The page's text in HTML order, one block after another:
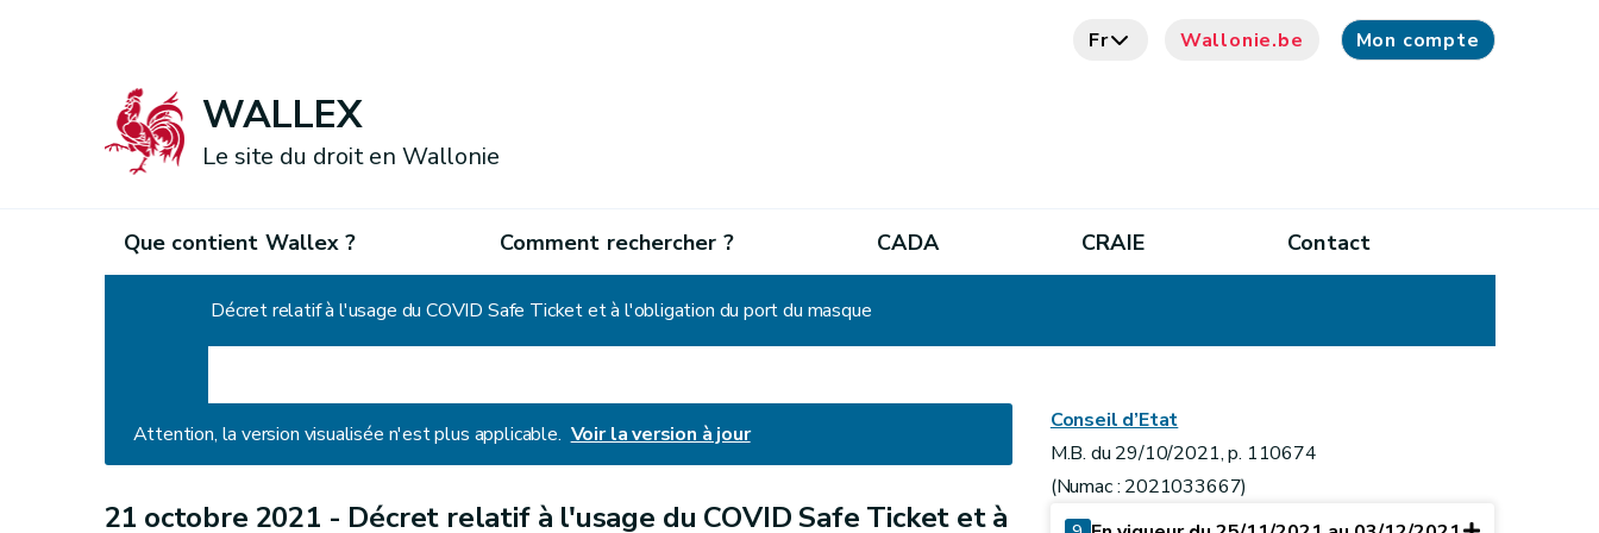
Fr Wallonie.be Mon compte
WALLEX
Le site du droit en Wallonie
Que contient Wallex ? Comment rechercher ? CADA CRAIE Contact
Décret relatif à l'usage du COVID Safe Ticket et à l'obligation du port du masque
Attention, la version visualisée n'est plus applicable. Voir la version à jour
21 octobre 2021 - Décret relatif à l'usage du COVID Safe Ticket et à
Conseil d’Etat
M.B. du 29/10/2021, p. 110674
(Numac : 2021033667)